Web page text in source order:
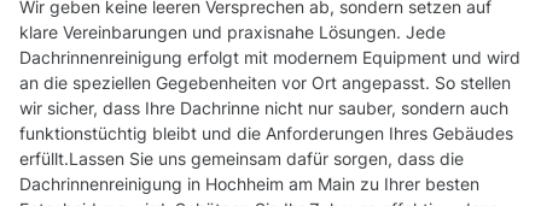
Wir geben keine leeren Versprechen ab, sondern setzen auf
klare Vereinbarungen und praxisnahe Lösungen. Jede
Dachrinnenreinigung erfolgt mit modernem Equipment und wird
an die speziellen Gegebenheiten vor Ort angepasst. So stellen
wir sicher, dass Ihre Dachrinne nicht nur sauber, sondern auch
funktionstüchtig bleibt und die Anforderungen Ihres Gebäudes
erfüllt.Lassen Sie uns gemeinsam dafür sorgen, dass die
Dachrinnenreinigung in Hochheim am Main zu Ihrer besten